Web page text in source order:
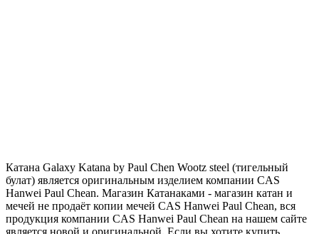
Катана Galaxy Katana by Paul Chen Wootz steel (тигельный
булат) является оригинальным изделием компании CAS
Hanwei Paul Chean. Магазин Катанаками - магазин катан и
мечей не продаёт копии мечей CAS Hanwei Paul Chean, вся
продукция компании CAS Hanwei Paul Chean на нашем сайте
является новой и оригинальной. Если вы хотите купить